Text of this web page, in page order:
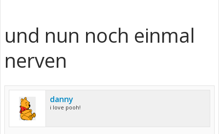
und nun noch einmal
nerven
danny
i love pooh!